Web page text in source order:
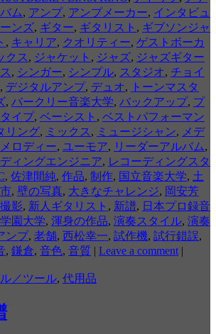
ム, アンプ, アンプメーカー, インタビュ
ンズ, ギター, ギタリスト , ギブソンジャ
, キャリア, クオリティー, ゲストボーカ
クス , ジャケット , ジャズ, ジャズギター
, シンガー, シンプル, スタジオ, チョイ
, デジタルアンプ, デュオ,
トーンマスタ
, バークリー音楽大学, バックアップ, プ
イプ, ベーシスト , ベストパフォーマン
リング, ミックス , ミュージシャン, メデ
メロディー, ユーモア, リーダーアルバム,
ィングエンジニア, レコーディングスタ
, 佐津間純, 作品, 制作, 国立音楽大学, 土
, 壁の写真, 大きなチャレンジ, 岡安芳
撮影, 新人ギタリスト , 新譜, 日本プロ録音
園大学, 渾身の作品, 演奏スタイル, 演奏
ンプ, 老舗, 西松幸一, 試作機, 試行錯誤,
, 鎌倉, 音色, 音質 | Leave a comment |
／ツール, 代用品